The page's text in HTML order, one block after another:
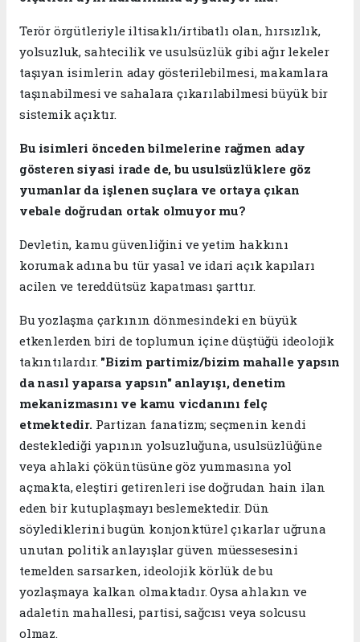
Terör örgütleriyle iltisaklı/irtibatlı olan, hırsızlık,
yolsuzluk, sahtecilik ve usulsüzlük gibi ağır lekeler
taşıyan isimlerin aday gösterilebilmesi, makamlara
taşınabilmesi ve sahalara çıkarılabilmesi büyük bir
sistemik açıktır.
Bu isimleri önceden bilmelerine rağmen aday
gösteren siyasi irade de, bu usulsüzlüklere göz
yumanlar da işlenen suçlara ve ortaya çıkan
vebale doğrudan ortak olmuyor mu?
Devletin, kamu güvenliğini ve yetim hakkını
korumak adına bu tür yasal ve idari açık kapıları
acilen ve tereddütsüz kapatması şarttır.
​​Bu yozlaşma çarkının dönmesindeki en büyük
etkenlerden biri de toplumun içine düştüğü ideolojik
takıntılardır. "Bizim partimiz/bizim mahalle yapsın
da nasıl yaparsa yapsın" anlayışı, denetim
mekanizmasını ve kamu vicdanını felç
etmektedir. Partizan fanatizm; seçmenin kendi
desteklediği yapının yolsuzluğuna, usulsüzlüğüne
veya ahlaki çöküntüsüne göz yummasına yol
açmakta, eleştiri getirenleri ise doğrudan hain ilan
eden bir kutuplaşmayı beslemektedir. Dün
söylediklerini bugün konjonktürel çıkarlar uğruna
unutan politik anlayışlar güven müessesesini
temelden sarsarken, ideolojik körlük de bu
yozlaşmaya kalkan olmaktadır. Oysa ahlakın ve
adaletin mahallesi, partisi, sağcısı veya solcusu
olmaz.